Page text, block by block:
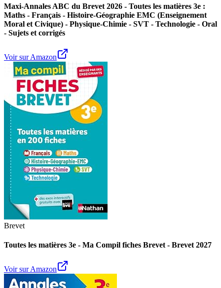
Maxi-Annales ABC du Brevet 2026 - Toutes les matières 3e :
Maths - Français - Histoire-Géographie EMC (Enseignement
Moral et Civique) - Physique-Chimie - SVT - Technologie - Oral
- Sujets et corrigés
Voir sur Amazon
Brevet
Toutes les matières 3e - Ma Compil fiches Brevet - Brevet 2027
Voir sur Amazon